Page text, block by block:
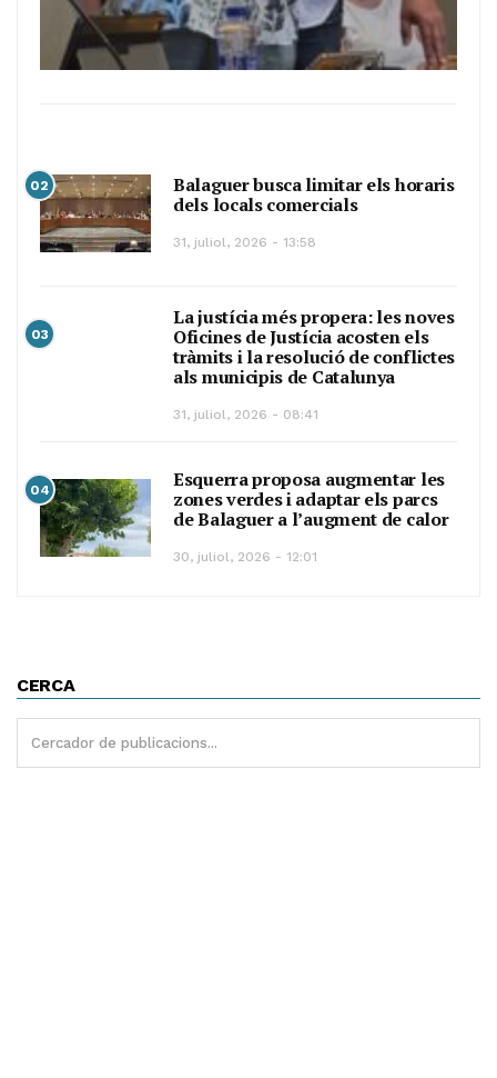
02
Balaguer busca limitar els horaris
dels locals comercials
31, juliol, 2026 - 13:58
03
La justícia més propera: les noves
Oficines de Justícia acosten els
tràmits i la resolució de conflictes
als municipis de Catalunya
31, juliol, 2026 - 08:41
04
Esquerra proposa augmentar les
zones verdes i adaptar els parcs
de Balaguer a l’augment de calor
30, juliol, 2026 - 12:01
CERCA